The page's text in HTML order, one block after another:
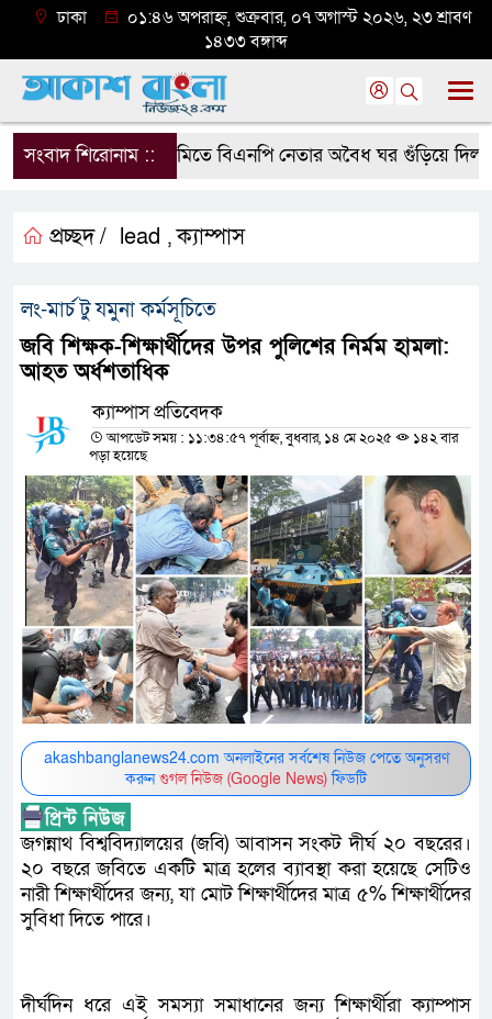
ঢাকা
০১:৪৬ অপরাহ্ন, শুক্রবার, ০৭ অগাস্ট ২০২৬, ২৩ শ্রাবণ
১৪৩৩ বঙ্গাব্দ
সংবাদ শিরোনাম ::
সরকারি জমিতে বিএনপি নেতার অবৈধ ঘর গুঁড়িয়ে দিল
প্রচ্ছদ / lead ,ক্যাম্পাস
লং-মার্চ টু যমুনা কর্মসূচিতে
জবি শিক্ষক-শিক্ষার্থীদের উপর পুলিশের নির্মম হামলা:
আহত অর্ধশতাধিক
ক্যাম্পাস প্রতিবেদক
আপডেট সময় : ১১:৩৪:৫৭ পূর্বাহ্ন, বুধবার, ১৪ মে ২০২৫
১৪২ বার
পড়া হয়েছে
akashbanglanews24.com অনলাইনের সর্বশেষ নিউজ পেতে অনুসরণ
করুনগুগল নিউজ (Google News)ফিডটি
জগন্নাথ বিশ্ববিদ্যালয়ের (জবি) আবাসন সংকট দীর্ঘ ২০ বছরের।
২০ বছরে জবিতে একটি মাত্র হলের ব্যাবস্থা করা হয়েছে সেটিও
নারী শিক্ষার্থীদের জন্য, যা মোট শিক্ষার্থীদের মাত্র ৫% শিক্ষার্থীদের
সুবিধা দিতে পারে।
দীর্ঘদিন ধরে এই সমস্যা সমাধানের জন্য শিক্ষার্থীরা ক্যাম্পাস